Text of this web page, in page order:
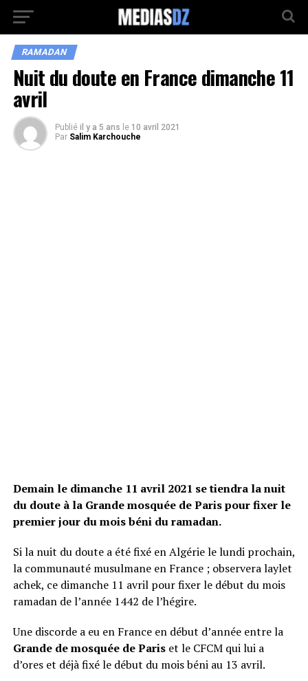
RAMADAN
Nuit du doute en France dimanche 11
avril
Publié il y a 5 ans le 10 avril 2021
Par Salim Karchouche
Demain le dimanche 11 avril 2021 se tiendra la nuit
du doute à la Grande mosquée de Paris pour fixer le
premier jour du mois béni du ramadan.
Si la nuit du doute a été fixé en Algérie le lundi prochain,
la communauté musulmane en France ; observera laylet
achek, ce dimanche 11 avril pour fixer le début du mois
ramadan de l’année 1442 de l’hégire.
Une discorde a eu en France en début d’année entre la
Grande de mosquée de Pariset le CFCM qui lui a
d’ores et déjà fixé le début du mois béni au 13 avril.